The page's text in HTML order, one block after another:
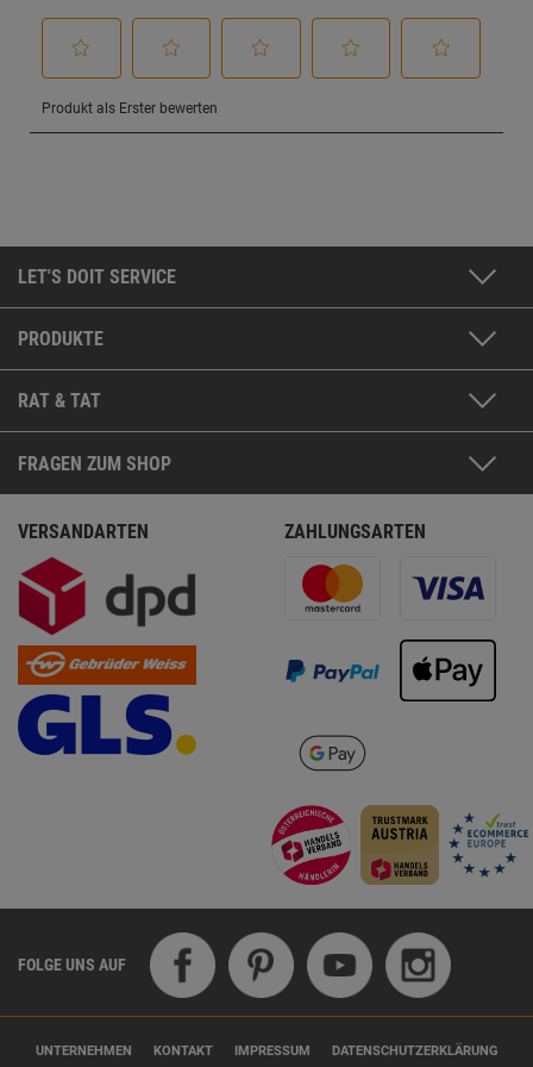
LET'S DOIT SERVICE
PRODUKTE
RAT & TAT
FRAGEN ZUM SHOP
VERSANDARTEN ZAHLUNGSARTEN
FOLGE UNS AUF
UNTERNEHMEN KONTAKT IMPRESSUM DATENSCHUTZERKLÄRUNG